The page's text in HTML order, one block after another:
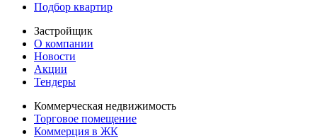
Подбор квартир
Застройщик
О компании
Новости
Акции
Тендеры
Коммерческая недвижимость
Торговое помещение
Коммерция в ЖК